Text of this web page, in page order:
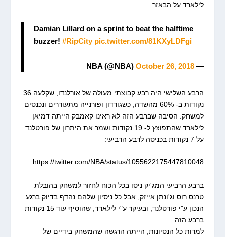
לילארד על הבאזר:
Damian Lillard on a sprint to beat the halftime
buzzer!#RipCity pic.twitter.com/81KXyLDFgi
— NBA (@NBA)
October 26, 2018
הרבע השלישי היה רבע קבוצתי מעולה של אורלנדו, שקלעה 36
נקודות ב- 60% מהשדה, כשגורדון ופורנייה מתעוררים ונכנסים
למשחק. הסיבה שברבע הזה לא ראינו קאמבק הייתה דמיאן
לילארד שהתפוצץ ל- 19 נקודות ושמר את היתרון של פורטלנד
על 7 נקודות בכניסה לרבע הרביעי:
https://twitter.com/NBA/status/1055622175447810048
ברבע הרביעי המג'יק ניסו בכל הכוח לחזור למשחק בהובלת
טרנס רוס וג'ונתן אייזק, אבל כל ניסיון שלהם נהדף בדיוק ברגע
הנכון ע"י פורטלנד, ובעיקר ע"י לילארד, שהוסיף עוד 15 נקודות
ברבע הזה.
למרות כל הנסיונות, הייתה הרגשה שהמשחק בידיים של